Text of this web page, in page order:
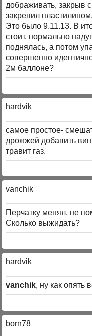
дображивать, закрыв
закрепил
Это было 9.11.13. В
стоит, нормально
поднялась, а потом
совершенно
2м баллоне?
hardvik
самое простое-
дрожжей добавить
травит газ.
vanchik
Перчатку менял, не
Сколько выжидать?
hardvik
vanchik, ну как опять
born78